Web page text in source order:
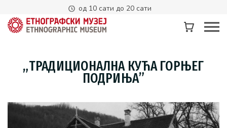
од 10 сати до 20 сати
„ТРАДИЦИОНАЛНА КУЋА ГОРЊЕГ
ПОДРИЊА”